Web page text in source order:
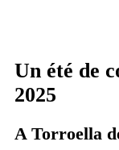
Un été de
2025
A Torroella